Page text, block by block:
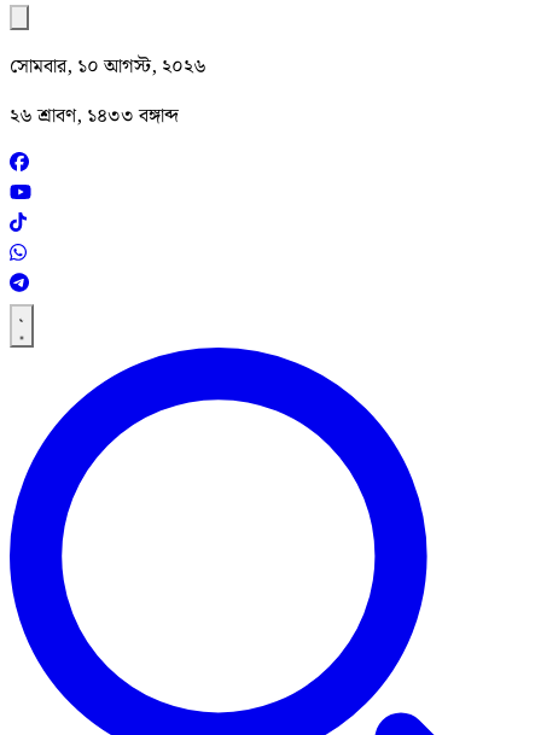
সোমবার, ১০ আগস্ট, ২০২৬
২৬ শ্রাবণ, ১৪৩৩ বঙ্গাব্দ